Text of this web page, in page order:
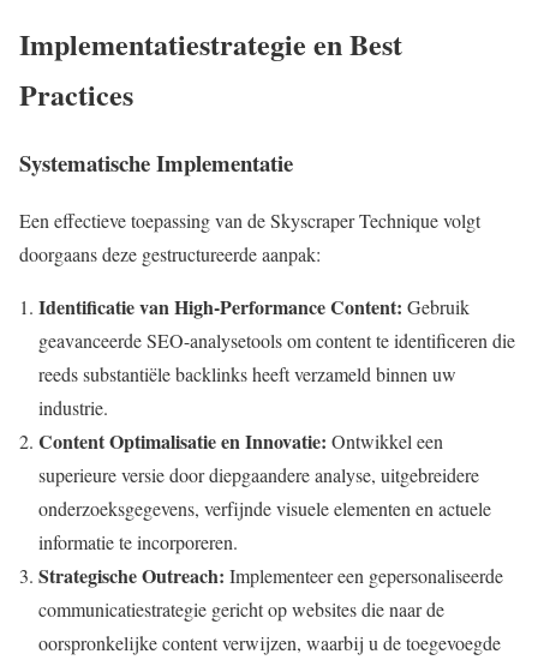
Implementatiestrategie en Best
Practices
Systematische Implementatie
Een effectieve toepassing van de Skyscraper Technique volgt
doorgaans deze gestructureerde aanpak:
Identificatie van High-Performance Content: Gebruik
geavanceerde SEO-analysetools om content te identificeren die
reeds substantiële backlinks heeft verzameld binnen uw
industrie.
Content Optimalisatie en Innovatie: Ontwikkel een
superieure versie door diepgaandere analyse, uitgebreidere
onderzoeksgegevens, verfijnde visuele elementen en actuele
informatie te incorporeren.
Strategische Outreach: Implementeer een gepersonaliseerde
communicatiestrategie gericht op websites die naar de
oorspronkelijke content verwijzen, waarbij u de toegevoegde